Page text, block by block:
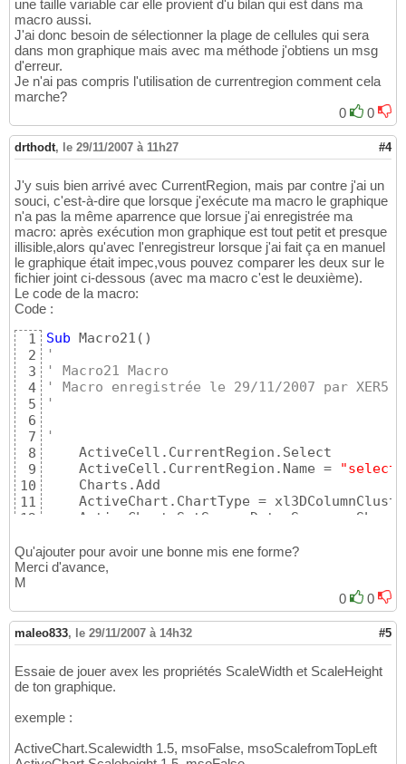
une taille variable car elle provient d'u bilan qui est dans ma
macro aussi.
J'ai donc besoin de sélectionner la plage de cellules qui sera
dans mon graphique mais avec ma méthode j'obtiens un msg
d'erreur.
Je n'ai pas compris l'utilisation de currentregion comment cela
marche?
0
0
drthodt, le 29/11/2007 à 11h27 #4
J'y suis bien arrivé avec CurrentRegion, mais par contre j'ai un
souci, c'est-à-dire que lorsque j'exécute ma macro le graphique
n'a pas la même aparrence que lorsue j'ai enregistrée ma
macro: après exécution mon graphique est tout petit et presque
illisible,alors qu'avec l'enregistreur lorsque j'ai fait ça en manuel
le graphique était impec,vous pouvez comparer les deux sur le
fichier joint ci-dessous (avec ma macro c'est le deuxième).
Le code de la macro:
Code :
1
2
3
4
5
6
7
8
9
10
11
12
14
15
16
18
19
20
21
22
24
26
Sub Macro21 ( )
'
' Macro21 Macro
' Macro enregistrée le 29/11/2007 par XER5
'
'
    ActiveCell.CurrentRegion.Select
    ActiveCell.CurrentRegion.Name =
    Charts.Add
ActiveChart.ChartType =
    ActiveChart.SetSourceData Source:=Sheets
    ActiveChart.Location
Where
With
.HasTitle = False
        .Axes
(xlSeries).HasTitle = False
        .Axes
( xlValue
End With
    ActiveChart.Legend.Select
    Selection.Delete
    ActiveChart.Axes
Selection.TickLabels.Orientation =
Selection.TickLabels.Orientation =
    ActiveChart.SeriesCollection
(1).Select
Qu'ajouter pour avoir une bonne mis ene forme?
Merci d'avance,
M
0
0
maleo833, le 29/11/2007 à 14h32 #5
Essaie de jouer avex les propriétés ScaleWidth et ScaleHeight
de ton graphique.
exemple :
ActiveChart.Scalewidth 1.5, msoFalse, msoScalefromTopLeft